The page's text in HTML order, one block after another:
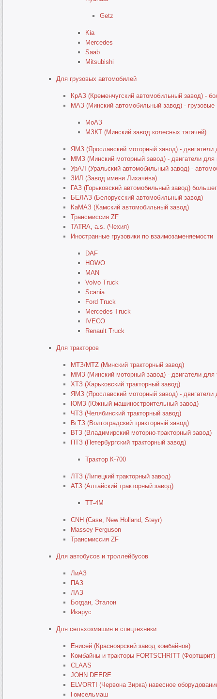
Getz
Kia
Mercedes
Saab
Mitsubishi
Для грузовых автомобилей
КрАЗ (Кременчугский автомобильный завод) -
МАЗ (Минский автомобильный завод) - грузовые
МоАЗ
МЗКТ (Минский завод колесных тягачей)
ЯМЗ (Ярославский моторный завод) - двигатели
ММЗ (Минский моторный завод) - двигатели для
УрАЛ (Уральский автомобильный завод) -
ЗИЛ (Завод имени Лихачёва)
ГАЗ (Горьковский автомобильный завод)
БЕЛАЗ (Белорусский автомобильный завод)
КаМАЗ (Камский автомобильный завод)
Трансмиссия ZF
TATRA, a.s. (Чехия)
Иностранные грузовики по взаимозаменяемости
DAF
HOWO
MAN
Volvo Truck
Scania
Ford Truck
Mercedes Truck
IVECO
Renault Truck
Для тракторов
МТЗ/MTZ (Минский тракторный завод)
ММЗ (Минский моторный завод) - двигатели для
ХТЗ (Харьковский тракторный завод)
ЯМЗ (Ярославский моторный завод) - двигатели
ЮМЗ (Южный машиностроительный завод)
ЧТЗ (Челябинский тракторный завод)
ВгТЗ (Волгоградский тракторный завод)
ВТЗ (Владимирский моторно-тракторный завод)
ПТЗ (Петербургский тракторный завод)
Трактор К-700
ЛТЗ (Липецкий тракторный завод)
АТЗ (Алтайский тракторный завод)
ТТ-4М
CNH (Case, New Holland, Steyr)
Massey Ferguson
Трансмиссия ZF
Для автобусов и троллейбусов
ЛиАЗ
ПАЗ
ЛАЗ
Богдан, Эталон
Икарус
Для сельхозмашин и спецтехники
Енисей (Красноярский завод комбайнов)
Комбайны и тракторы FORTSCHRITT (Фортшрит)
CLAAS
JOHN DEERE
ELVORTI (Червона Зирка) навесное
Гомсельмаш